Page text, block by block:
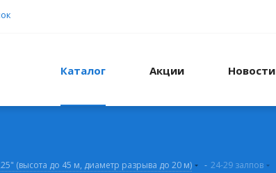
Каталог Акции Новости
(высота до 45 м, диаметр разрыва до 20 м) - 24-29 залпов